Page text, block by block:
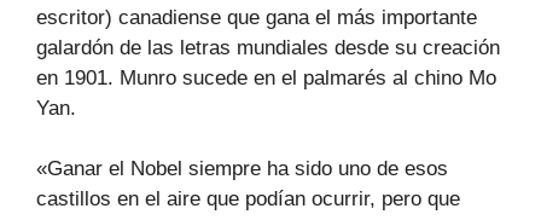
escritor) canadiense que gana el más importante
galardón de las letras mundiales desde su creación
en 1901. Munro sucede en el palmarés al chino Mo
Yan.
«Ganar el Nobel siempre ha sido uno de esos
castillos en el aire que podían ocurrir, pero que